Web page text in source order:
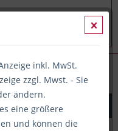
ca. 480 S., schwarz
inkl. MwSt.
zzgl. Mwst. - Sie
ändern.
eine größere
und können die